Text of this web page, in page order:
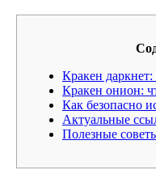
Кракен
Кракен онион:
Как безопасно
Актуальные
Полезные